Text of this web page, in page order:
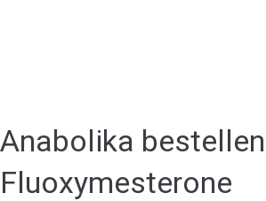
Anabolika
Fluoxymesterone